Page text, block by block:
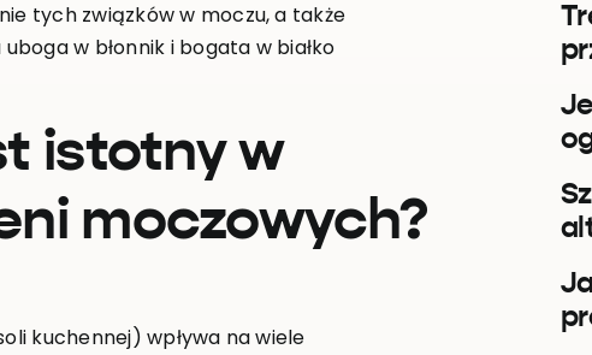
tych związków w moczu, a także
uboga w błonnik i bogata w białko
istotny w
moczowych?
kuchennej) wpływa na wiele